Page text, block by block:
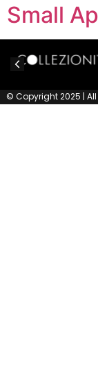
Small
© Copyright 2025 | All